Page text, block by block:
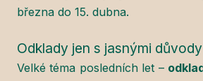
března do 15. dubna.
Odklady jen s jasnými důvody
Velké téma posledních let –